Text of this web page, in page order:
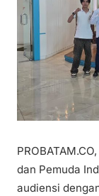
dan Pemuda
audiensi